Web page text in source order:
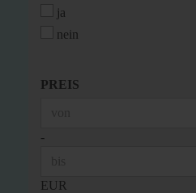
ja
nein
PREIS
PREIS
-
EUR